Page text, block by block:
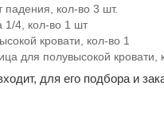
кол-во 3 шт.
4, кол-во 1 шт
кровати, кол-во 1
для полувысокой кровати,
для его подбора и